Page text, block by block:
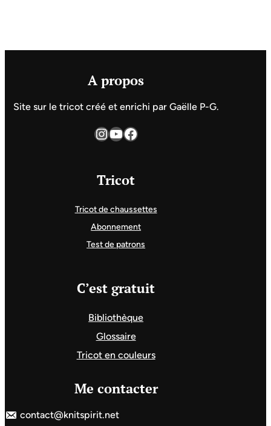
A propos
Site sur le tricot créé et enrichi par Gaëlle P-G.
InstagramYouTube Facebook
Tricot
Tricot de chaussettes
Abonnement
Test de patrons
C’est gratuit
Bibliothèque
Glossaire
Tricot en couleurs
Me contacter
contact@knitspirit.net